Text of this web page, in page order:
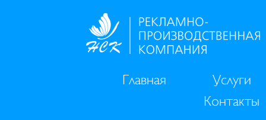
Главная
Услуги
Контакты